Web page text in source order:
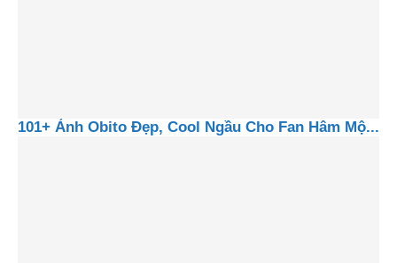
101+ Ảnh Obito Đẹp, Cool Ngầu Cho Fan Hâm Mộ...